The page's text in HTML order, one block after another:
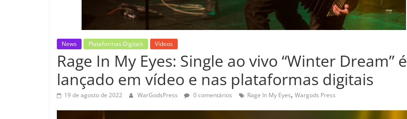
News Plataformas Digitais Vídeos
Rage In My Eyes: Single ao vivo “Winter Dream” é
lançado em vídeo e nas plataformas digitais
19 de agosto de 2022 WarGodsPress 0 comentários Rage In My Eyes, Wargods Press